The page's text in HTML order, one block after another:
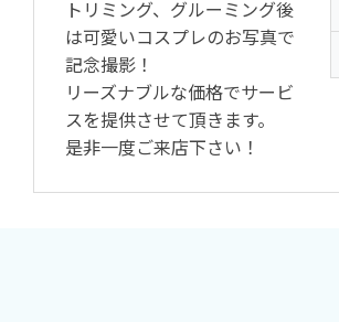
トリミング、グルーミング後
は可愛いコスプレのお写真で
記念撮影！
リーズナブルな価格でサービ
スを提供させて頂きます。
是非一度ご来店下さい！